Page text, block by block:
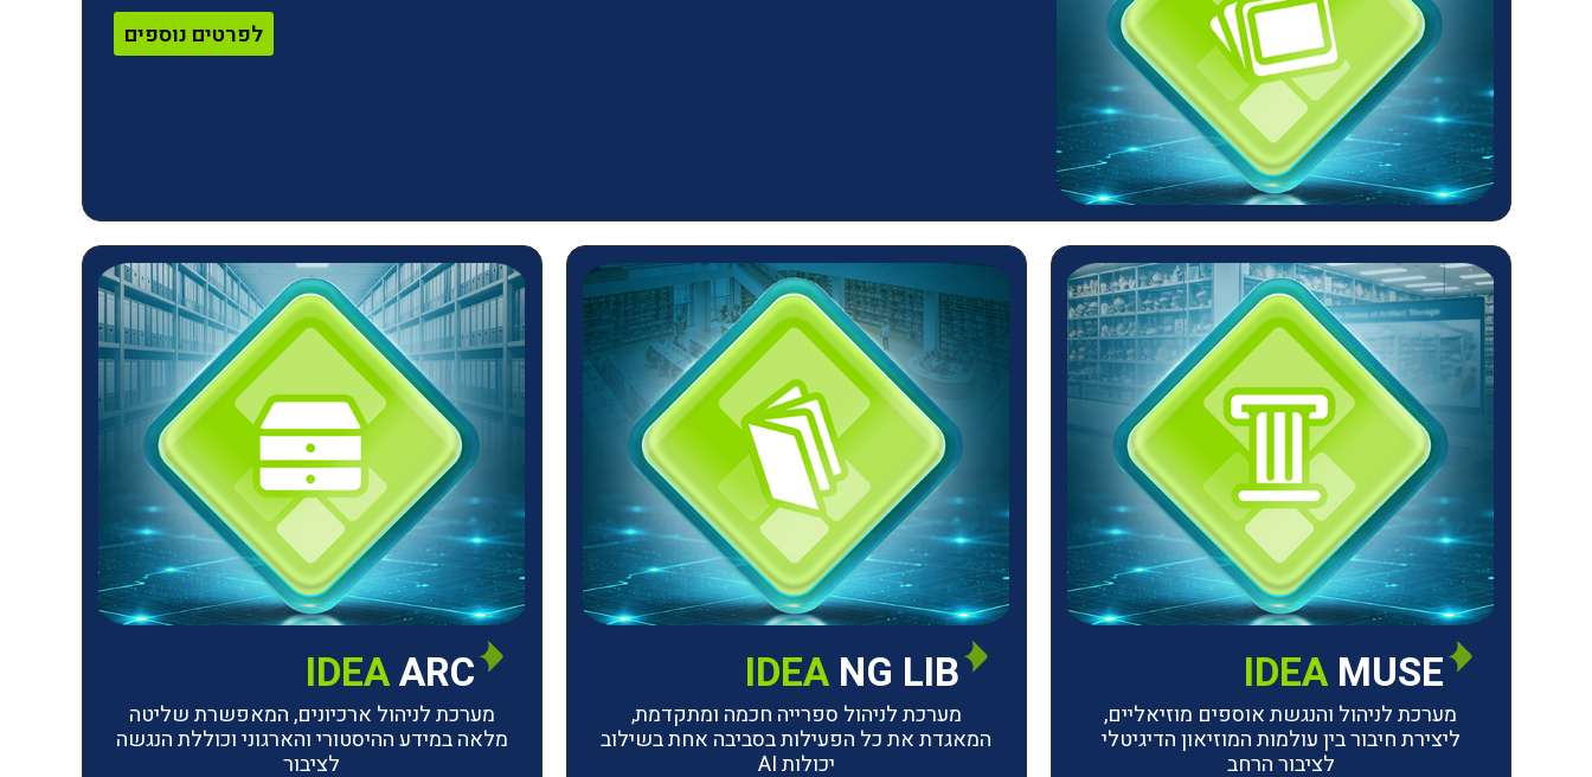
לפרטים נוספים
IDEAMUSE
מערכת לניהול והנגשת אוספים מוזיאליים,
ליצירת חיבור בין עולמות המוזיאון הדיגיטלי
לציבור הרחב
IDEANG LIB
מערכת לניהול ספרייה חכמה ומתקדמת,
המאגדת את כל הפעילות בסביבה אחת בשילוב
יכולות AI
IDEAARC
מערכת לניהול ארכיונים, המאפשרת שליטה
מלאה במידע ההיסטורי והארגוני וכוללת הנגשה
לציבור